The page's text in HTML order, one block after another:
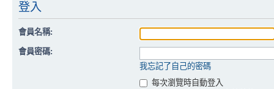
登入
會員名稱:
會員密碼:
我忘記了自己的密碼
每次瀏覽時自動登入